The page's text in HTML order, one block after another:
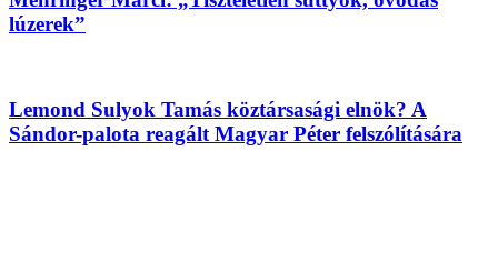
lúzerek”
Lemond Sulyok Tamás köztársasági elnök? A
Sándor-palota reagált Magyar Péter felszólítására